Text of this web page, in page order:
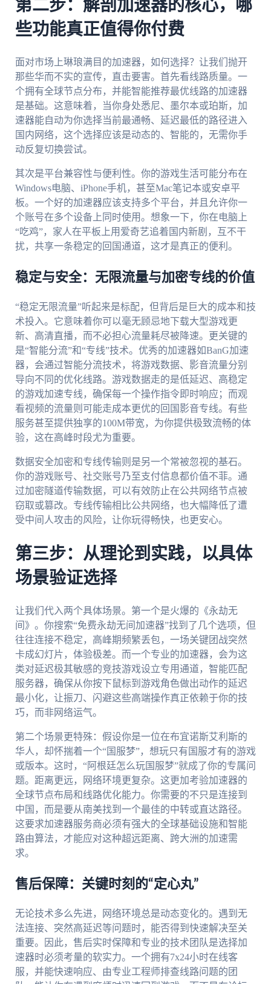
第二步：解剖加速器的核心，哪
些功能真正值得你付费
面对市场上琳琅满目的加速器，如何选择？让我们抛开
那些华而不实的宣传，直击要害。首先看线路质量。一
个拥有全球节点分布，并能智能推荐最优线路的加速器
是基础。这意味着，当你身处悉尼、墨尔本或珀斯，加
速器能自动为你选择当前最通畅、延迟最低的路径进入
国内网络，这个选择应该是动态的、智能的，无需你手
动反复切换尝试。
其次是平台兼容性与便利性。你的游戏生活可能分布在
Windows电脑、iPhone手机，甚至Mac笔记本或安卓平
板。一个好的加速器应该支持多个平台，并且允许你一
个账号在多个设备上同时使用。想象一下，你在电脑上
“吃鸡”，家人在平板上用爱奇艺追着国内新剧，互不干
扰，共享一条稳定的回国通道，这才是真正的便利。
稳定与安全：无限流量与加密专线的价值
“稳定无限流量”听起来是标配，但背后是巨大的成本和技
术投入。它意味着你可以毫无顾忌地下载大型游戏更
新、高清直播，而不必担心流量耗尽被降速。更关键的
是“智能分流”和“专线”技术。优秀的加速器如BanG加速
器，会通过智能分流技术，将游戏数据、影音流量分别
导向不同的优化线路。游戏数据走的是低延迟、高稳定
的游戏加速专线，确保每一个操作指令即时响应；而观
看视频的流量则可能走成本更优的回国影音专线。有些
服务甚至提供独享的100M带宽，为你提供极致流畅的体
验，这在高峰时段尤为重要。
数据安全加密和专线传输则是另一个常被忽视的基石。
你的游戏账号、社交账号乃至支付信息都价值不菲。通
过加密隧道传输数据，可以有效防止在公共网络节点被
窃取或篡改。专线传输相比公共网络，也大幅降低了遭
受中间人攻击的风险，让你玩得畅快，也更安心。
第三步：从理论到实践，以具体
场景验证选择
让我们代入两个具体场景。第一个是火爆的《永劫无
间》。你搜索“免费永劫无间加速器”找到了几个选项，但
往往连接不稳定，高峰期频繁丢包，一场关键团战突然
卡成幻灯片，体验极差。而一个专业的加速器，会为这
类对延迟极其敏感的竞技游戏设立专用通道，智能匹配
服务器，确保从你按下鼠标到游戏角色做出动作的延迟
最小化，让振刀、闪避这些高端操作真正依赖于你的技
巧，而非网络运气。
第二个场景更特殊：假设你是一位在布宜诺斯艾利斯的
华人，却怀揣着一个“国服梦”，想玩只有国服才有的游戏
或版本。这时，“阿根廷怎么玩国服梦”就成了你的专属问
题。距离更远，网络环境更复杂。这更加考验加速器的
全球节点布局和线路优化能力。你需要的不只是连接到
中国，而是要从南美找到一个最佳的中转或直达路径。
这要求加速器服务商必须有强大的全球基础设施和智能
路由算法，才能应对这种超远距离、跨大洲的加速需
求。
售后保障：关键时刻的“定心丸”
无论技术多么先进，网络环境总是动态变化的。遇到无
法连接、突然高延迟等问题时，能否得到快速解决至关
重要。因此，售后实时保障和专业的技术团队是选择加
速器时必须考量的软实力。一个拥有7x24小时在线客
服，并能快速响应、由专业工程师排查线路问题的团